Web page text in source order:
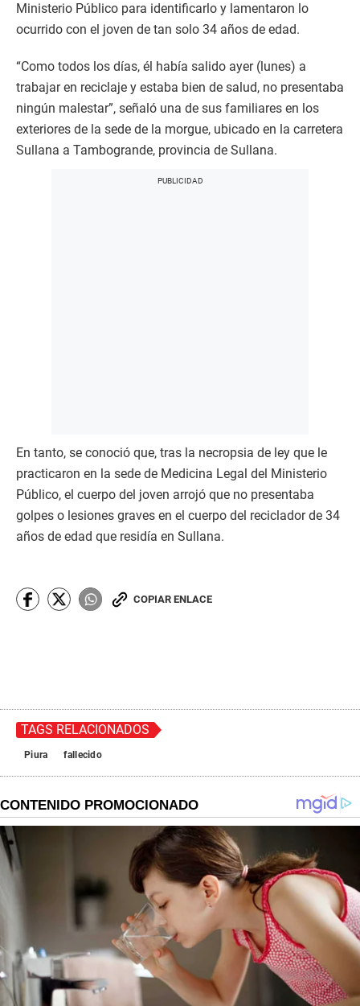
Ministerio Público para identificarlo y lamentaron lo
ocurrido con el joven de tan solo 34 años de edad.
“Como todos los días, él había salido ayer (lunes) a
trabajar en reciclaje y estaba bien de salud, no presentaba
ningún malestar”, señaló una de sus familiares en los
exteriores de la sede de la morgue, ubicado en la carretera
Sullana a Tambogrande, provincia de Sullana.
En tanto, se conoció que, tras la necropsia de ley que le
practicaron en la sede de Medicina Legal del Ministerio
Público, el cuerpo del joven arrojó que no presentaba
golpes o lesiones graves en el cuerpo del reciclador de 34
años de edad que residía en Sullana.
COPIAR ENLACE
TAGS RELACIONADOS
Piura fallecido